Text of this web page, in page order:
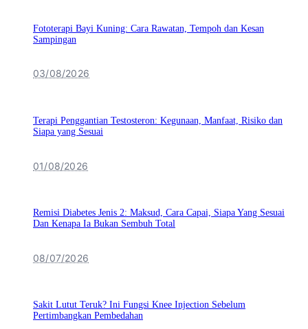
Fototerapi Bayi Kuning: Cara Rawatan, Tempoh dan Kesan
Sampingan
03/08/2026
Terapi Penggantian Testosteron: Kegunaan, Manfaat, Risiko dan
Siapa yang Sesuai
01/08/2026
Remisi Diabetes Jenis 2: Maksud, Cara Capai, Siapa Yang Sesuai
Dan Kenapa Ia Bukan Sembuh Total
08/07/2026
Sakit Lutut Teruk? Ini Fungsi Knee Injection Sebelum
Pertimbangkan Pembedahan